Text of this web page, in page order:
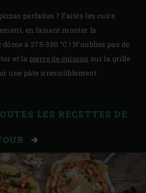
parfaites ? Faites-les cuire
en faisant monter la
à 275-300 °C ! N’oubliez pas de
et la pierre de cuisson sur la grille
une pâte irrésistiblement
LES RECETTES DE